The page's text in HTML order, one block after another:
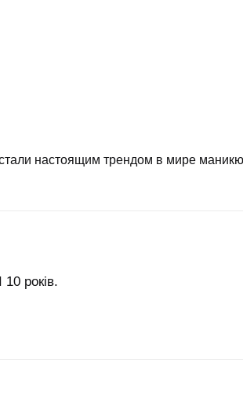
настоящим трендом в мире
років.